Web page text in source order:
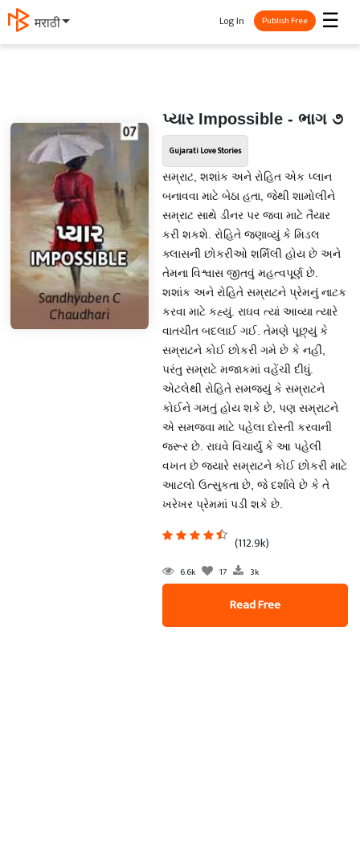
मराठी ☰
Log In Publish Free
પ્યાર Impossible - ભાગ ૭
Gujarati Love Stories
સમ્રાટ, શશાંક અને રોહિત એક પ્લાન
બનાવવા માટે બેઠા હતા, જેથી શામોલીને
સમ્રાટ સાથે ડીનર પર જવા માટે તૈયાર
કરી શકશે. રોહિતે જણાવ્યું કે મિડલ
ક્લાસની છોકરીઓ શર્મિલી હોય છે અને
તેમના વિશ્વાસ જીતવું મહત્વપૂર્ણ છે.
શશાંક અને રોહિતે સમ્રાટને પ્રેમનું નાટક
કરવા માટે કહ્યું. રાઘવ ત્યાં આવ્યા ત્યારે
વાતચીત બદલાઈ ગઈ. તેમણે પૂછ્યું કે
સમ્રાટને કોઈ છોકરી ગમે છે કે નહીં,
પરંતુ સમ્રાટે મજાકમાં વહેંચી દીધું.
એટલેથી રોહિતે સમજ્યું કે સમ્રાટને
કોઈને ગમતું હોય શકે છે, પણ સમ્રાટને
એ સમજવા માટે પહેલા દોસ્તી કરવાની
જરૂર છે. રાઘવે વિચાર્યું કે આ પહેલી
વખત છે જ્યારે સમ્રાટને કોઈ છોકરી માટે
આટલો ઉત્સુકતા છે, જે દર્શાવે છે કે તે
ખરેખર પ્રેમમાં પડી શકે છે.
(112.9k)
6.6k 17 3k
Read Free